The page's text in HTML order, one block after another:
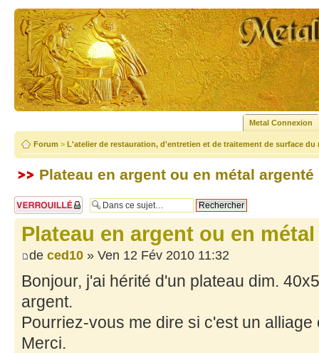
Metal Connexion
Forum > L'atelier de restauration, d'entretien et de traitement de surface du
Plateau en argent ou en métal argenté
Sujet verrouillé
Plateau en argent ou en
de ced10 » Ven 12 Fév 2010 11:32
Bonjour, j'ai hérité d'un plateau dim.
argent.
Pourriez-vous me dire si c'est un alliage
Merci.